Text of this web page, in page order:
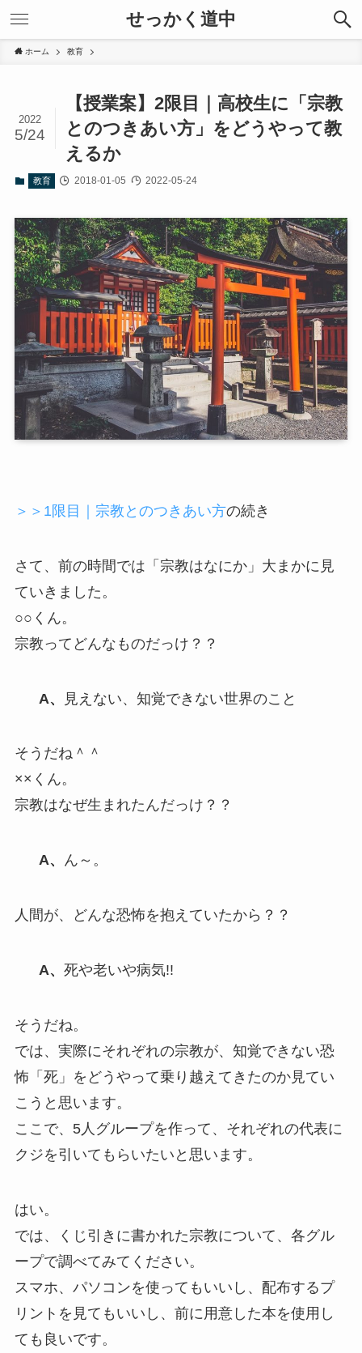
せっかく道中
ホーム 教育
【授業案】2限目｜高校生に「宗教
とのつきあい方」をどうやって教
えるか
2022
5/24
教育 2018-01-05 2022-05-24
＞＞1限目｜宗教とのつきあい方の続き
さて、前の時間では「宗教はなにか」大まかに見
ていきました。
○○くん。
宗教ってどんなものだっけ？？
A、 見えない、知覚できない世界のこと
そうだね＾＾
××くん。
宗教はなぜ生まれたんだっけ？？
A、 ん～。
人間が、どんな恐怖を抱えていたから？？
A、 死や老いや病気!!
そうだね。
では、実際にそれぞれの宗教が、知覚できない恐
怖「死」をどうやって乗り越えてきたのか見てい
こうと思います。
ここで、5人グループを作って、それぞれの代表に
クジを引いてもらいたいと思います。
はい。
では、くじ引きに書かれた宗教について、各グル
ープで調べてみてください。
スマホ、パソコンを使ってもいいし、配布するプ
リントを見てもいいし、前に用意した本を使用し
ても良いです。